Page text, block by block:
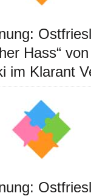
Hass“
im Klarant